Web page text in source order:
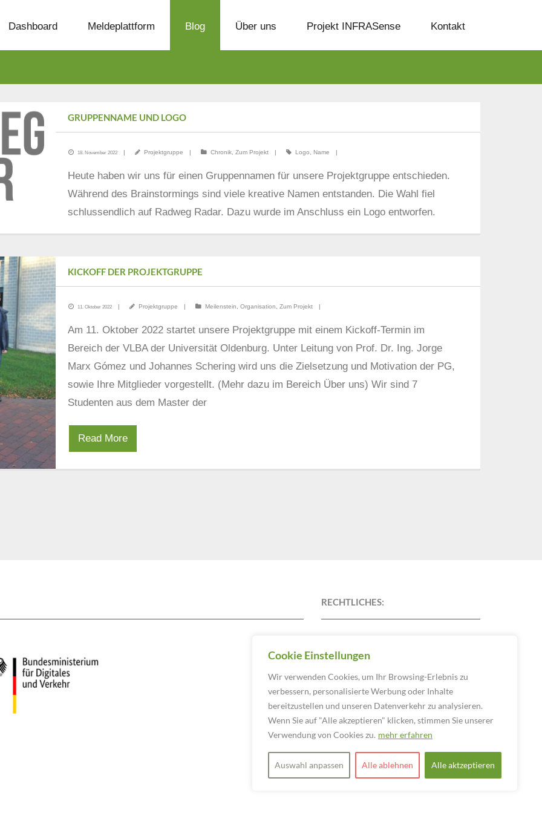
Cookie Einstellungen
Wir verwenden Cookies, um Ihr Browsing-Erlebnis zu
verbessern, personalisierte Werbung oder Inhalte
bereitzustellen und unseren Datenverkehr zu analysieren.
Wenn Sie auf "Alle akzeptieren" klicken, stimmen Sie unserer
Verwendung von Cookies zu. mehr erfahren
Auswahl anpassen Alle ablehnen Alle aktzeptieren
Dashboard Meldeplattform Blog Über uns Projekt INFRASense Kontakt
GRUPPENNAME UND LOGO
18. November 2022 Projektgruppe Chronik ,Zum Projekt Logo Name
Heute haben wir uns für einen Gruppennamen für unsere Projektgruppe entschieden.
Während des Brainstormings sind viele kreative Namen entstanden. Die Wahl fiel
schlussendlich auf Radweg Radar. Dazu wurde im Anschluss ein Logo entworfen.
KICKOFF DER PROJEKTGRUPPE
11. Oktober 2022 Projektgruppe Meilenstein ,Organisation ,Zum Projekt
Am 11. Oktober 2022 startet unsere Projektgruppe mit einem Kickoff-Termin im
Bereich der VLBA der Universität Oldenburg. Unter Leitung von Prof. Dr. Ing. Jorge
Marx Gómez und Johannes Schering wird uns die Zielsetzung und Motivation der PG,
sowie Ihre Mitglieder vorgestellt. (Mehr dazu im Bereich Über uns) Wir sind 7
Studenten aus dem Master der
Read More
RECHTLICHES:
Datenschutz
Impressum